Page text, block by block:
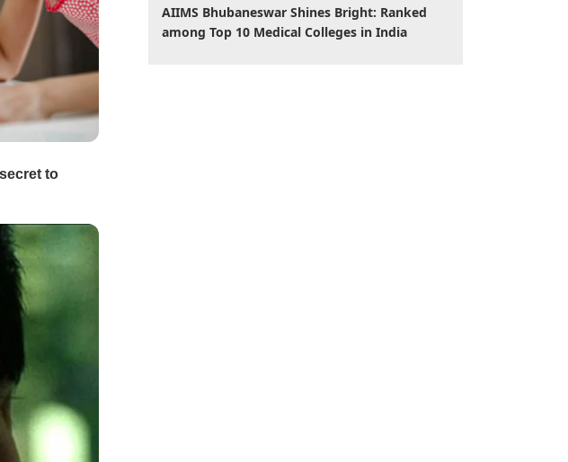
AIIMS Bhubaneswar Shines Bright: Ranked
among Top 10 Medical Colleges in India